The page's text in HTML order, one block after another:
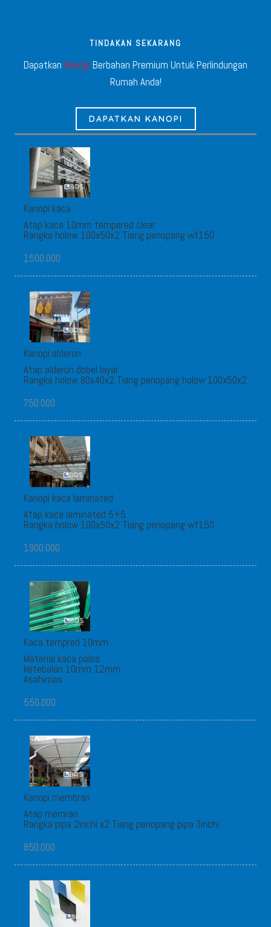
TINDAKAN SEKARANG
Dapatkan Kanopi Berbahan Premium Untuk Perlindungan
Rumah Anda!
DAPATKAN KANOPI
Kanopi kaca
Atap kaca 10mm tempered clear
Rangka holow 100x50x2 Tiang penopang wf150
1500.000
Kanopi alderon
Atap alderon dobel layar
Rangka holow 80x40x2 Tiang penopang holow 100x50x2
750.000
Kanopi kaca laminated
Atap kaca laminated 5+5
Rangka holow 100x50x2 Tiang penopang wf150
1900.000
Kaca tempred 10mm
Material kaca polos
ketebalan 10mm 12mm
Asahimas
550.000
Kanopi membran
Atap memran
Rangka pipa 2inchi x2 Tiang penopang pipa 3inchi
850.000